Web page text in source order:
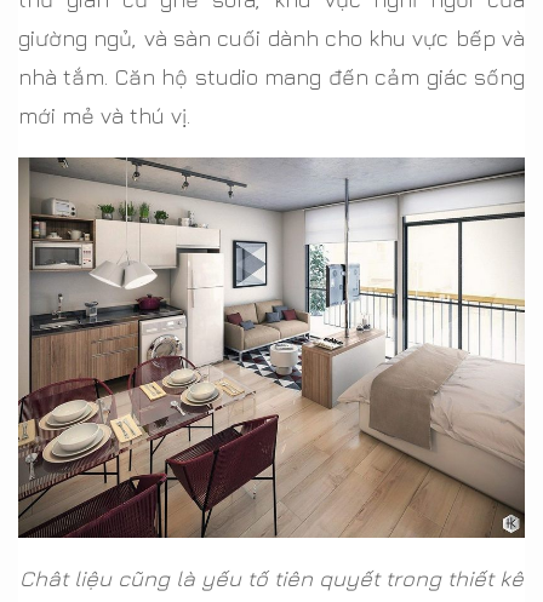
giường ngủ, và sàn cuối dành cho khu vực bếp và
nhà tắm. Căn hộ studio mang đến cảm giác sống
mới mẻ và thú vị.
Chât liệu cũng là yếu tố tiên quyết trong thiết kê